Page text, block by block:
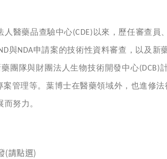
人醫藥品查驗中心(CDE) 以來，歷任審查員
與NDA申請案的技術性資料審查，以及新
藥團隊與財團法人生物技術開發中心(DCB)
管理等。葉博士在醫藥領域外，也進修
努力。
(請點選)